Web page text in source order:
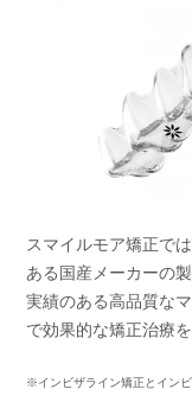
スマイルモア矯正で
ある国産メーカーの
実績のある高品質な
で効果的な矯正治療
※インビザライン矯正とイン